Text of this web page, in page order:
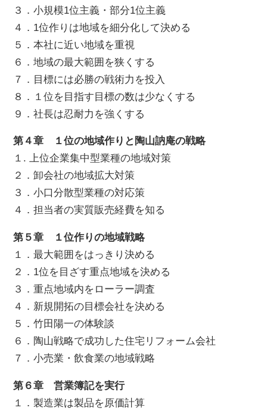
３．小規模1位主義・部分1位主義
４．1位作りは地域を細分化して決める
５．本社に近い地域を重視
６．地域の最大範囲を狭くする
７．目標には必勝の戦術力を投入
８．１位を目指す目標の数は少なくする
９．社長は忍耐力を強くする
第４章 １位の地域作りと陶山訥庵の戦略
１. 上位企業集中型業種の地域対策
２．卸会社の地域拡大対策
３．小口分散型業種の対応策
４．担当者の実質販売経費を知る
第５章 １位作りの地域戦略
１．最大範囲をはっきり決める
２．1位を目ざす重点地域を決める
３．重点地域内をローラー調査
４．新規開拓の目標会社を決める
５．竹田陽一の体験談
６．陶山戦略で成功した住宅リフォーム会社
７．小売業・飲食業の地域戦略
第６章 営業簿記を実行
１．製造業は製品を原価計算